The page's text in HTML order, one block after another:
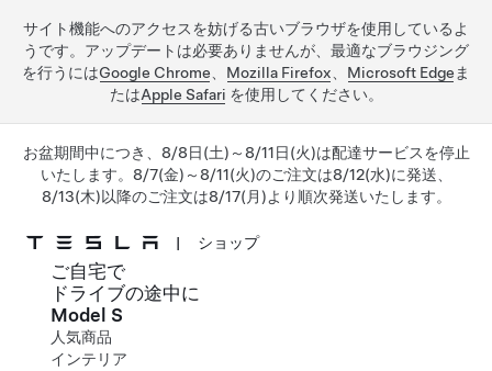
サイト機能へのアクセスを妨げる古いブラウザを使用しているよ
うです。アップデートは必要ありませんが、最適なブラウジング
を行うにはGoogle Chrome Mozilla Firefox Microsoft Edge ま
たはApple Safari を使用してください。
お盆期間中につき、8/8日(土)～8/11日(火)は配達サービスを停止
いたします。8/7(金)～8/11(火)のご注文は8/12(水)に発送、
8/13(木)以降のご注文は8/17(月)より順次発送いたします。
メインコンテンツへスキップ
| ショップ
ご自宅で
ドライブの途中に
Model S
人気商品
インテリア